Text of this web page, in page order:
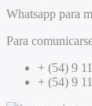
Whatsapp para
Para
+ (54) 9
+ (54) 9